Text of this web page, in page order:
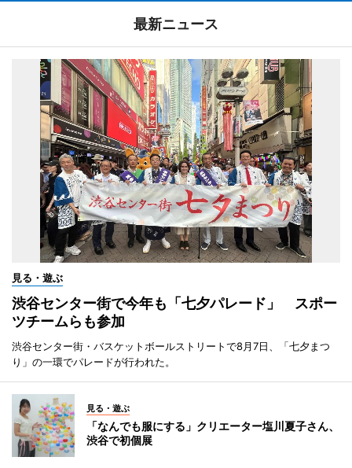
最新ニュース
見る・遊ぶ
渋谷センター街で今年も「七夕パレード」 スポー
ツチームらも参加
渋谷センター街・バスケットボールストリートで8月7日、「七夕まつ
り」の一環でパレードが行われた。
見る・遊ぶ
「なんでも服にする」クリエーター塩川夏子さん、
渋谷で初個展